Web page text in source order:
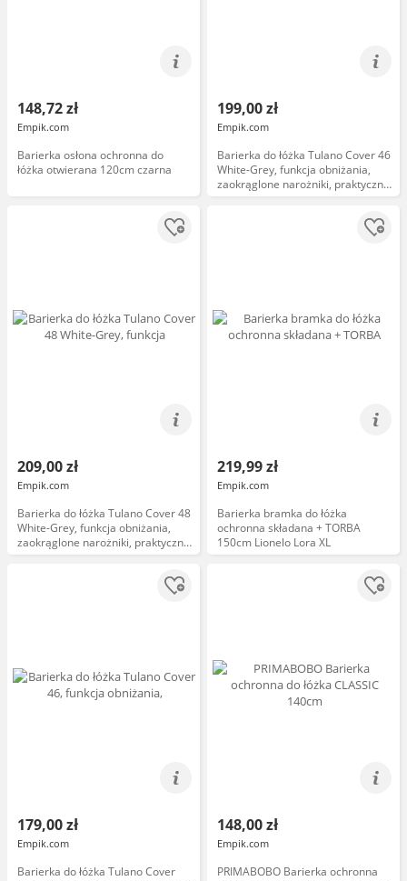
148,72 zł
Empik.com
Barierka osłona ochronna do
łóżka otwierana 120cm czarna
199,00 zł
Empik.com
Barierka do łóżka Tulano Cover 46
White-Grey, funkcja obniżania,
zaokrąglone narożniki, praktyczna
kieszonka, 160x70cm, biała, szara
209,00 zł
Empik.com
Barierka do łóżka Tulano Cover 48
White-Grey, funkcja obniżania,
zaokrąglone narożniki, praktyczna
kieszonka, 180x70cm, biała, szara
219,99 zł
Empik.com
Barierka bramka do łóżka
ochronna składana + TORBA
150cm Lionelo Lora XL
179,00 zł
Empik.com
Barierka do łóżka Tulano Cover
148,00 zł
Empik.com
PRIMABOBO Barierka ochronna